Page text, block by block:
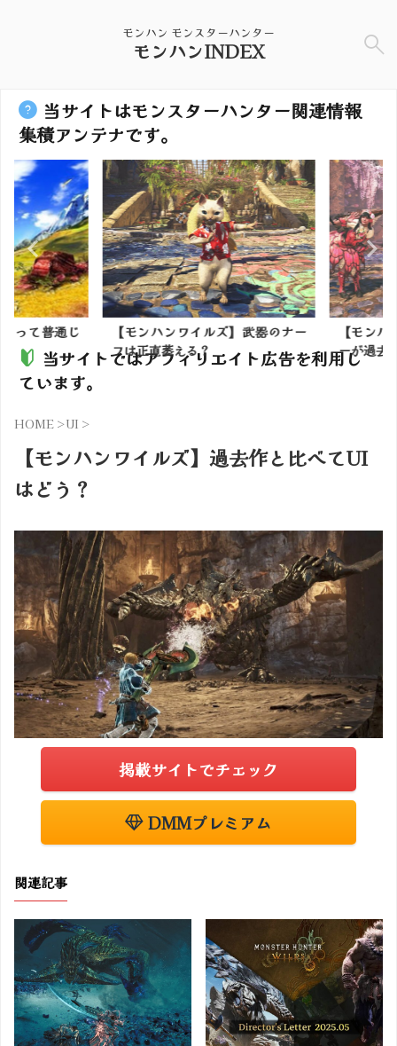
モンハン モンスターハンター
モンハンINDEX
当サイトはモンスターハンター関連情報
集積アンテナです。
て普通じ
【モンハンワイルズ】武器のナー
フは正直萎える？
【モンハ
ーが過去
当サイトではアフィリエイト広告を利用し
ています。
HOME >UI >
【モンハンワイルズ】過去作と比べてUI
はどう？
掲載サイトでチェック
DMMプレミアム
関連記事